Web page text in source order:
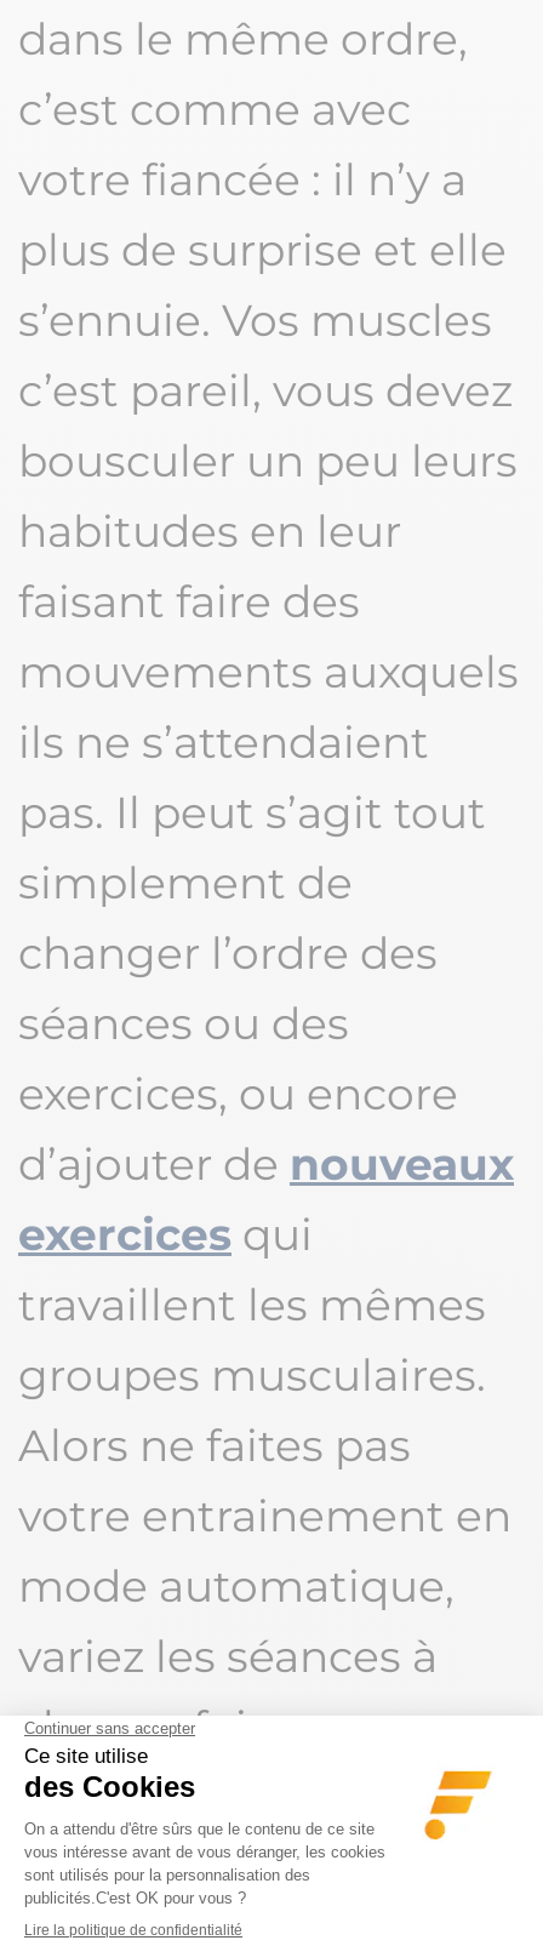
dans le même ordre,
c’est comme avec
votre fiancée : il n’y a
plus de surprise et elle
s’ennuie. Vos muscles
c’est pareil, vous devez
bousculer un peu leurs
habitudes en leur
faisant faire des
mouvements auxquels
ils ne s’attendaient
pas. Il peut s’agit tout
simplement de
changer l’ordre des
séances ou des
exercices, ou encore
d’ajouter de nouveaux
exercices qui
travaillent les mêmes
groupes musculaires.
Alors ne faites pas
votre entrainement en
mode automatique,
variez les séances à
chaque fois.
#5. Ne penser qu’à son poids
Si vous êtes enprise de masse, vous allez peut-être
focaliser sur votre poids, alors qu’il y a d’autres
facteurs qui comptent tout autant, comme la
densité musculaire, la définition, le gain de force… le